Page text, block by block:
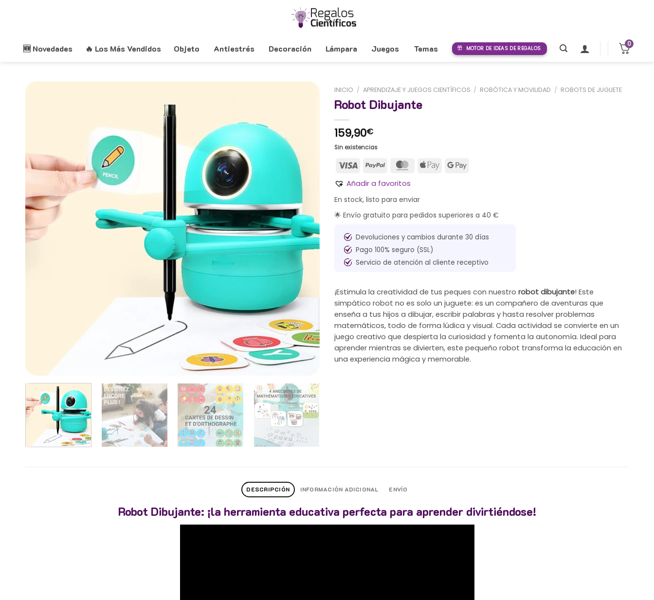
🆕 Novedades 🔥 Los Más Vendidos Objeto Antiestrés Decoración Lámpara Juegos Temas MOTOR DE IDEAS DE REGALOS
0
INICIO / APRENDIZAJE Y JUEGOS CIENTÍFICOS / ROBÓTICA Y MOVILIDAD / ROBOTS DE JUGUETE
Robot Dibujante
159,90€
Sin existencias
Añadir a favoritos
En stock, listo para enviar
🌟 Envío gratuito para pedidos superiores a 40 €
Devoluciones y cambios durante 30 días
Pago 100% seguro (SSL)
Servicio de atención al cliente receptivo
¡Estimula la creatividad de tus peques con nuestro robot dibujante! Este
simpático robot no es solo un juguete: es un compañero de aventuras que
enseña a tus hijos a dibujar, escribir palabras y hasta resolver problemas
matemáticos, todo de forma lúdica y visual. Cada actividad se convierte en un
juego creativo que despierta la curiosidad y fomenta la autonomía. Ideal para
aprender mientras se divierten, este pequeño robot transforma la educación en
una experiencia mágica y memorable.
DESCRIPCIÓN INFORMACIÓN ADICIONAL ENVÍO
Robot Dibujante: ¡la herramienta educativa perfecta para aprender divirtiéndose!